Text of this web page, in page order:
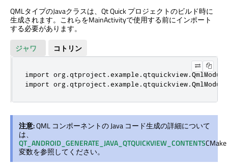
QMLタイプのJavaクラスは、 Qt Quickプロジェクトのビルド時に
生成されます。これらをMainActivityで使用する前にインポート
する必要があります。
ジャワ
コトリン
import
import
注意:QML コンポーネントの Java コード生成の詳細について
は、
QT_ANDROID_GENERATE_JAVA_QTQUICKVIEW_CONTENTSCMake
変数を参照してください。